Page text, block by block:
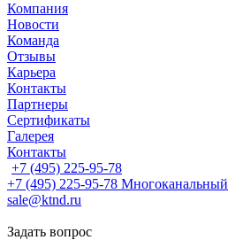
Компания
Новости
Команда
Отзывы
Карьера
Контакты
Партнеры
Сертификаты
Галерея
Контакты
+7 (495) 225-95-78
+7 (495) 225-95-78 Многоканальный
sale@ktnd.ru
Задать вопрос